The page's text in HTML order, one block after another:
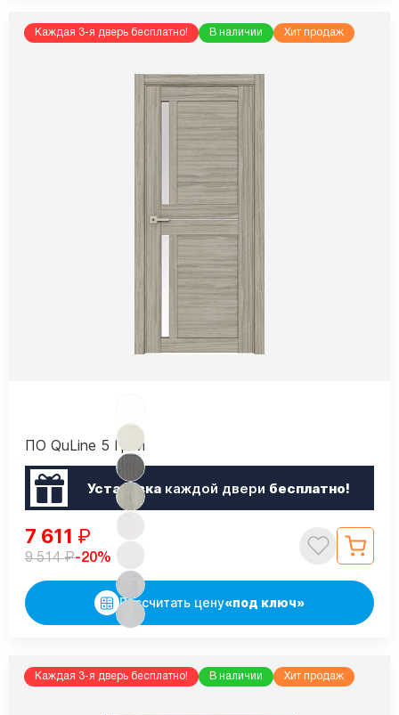
Каждая 3-я дверь бесплатно! В наличии Хит продаж
ПО QuLine 5 Грей
Установкакаждой двери бесплатно!
7 611 ₽
9 514₽-20%
Рассчитать цену«под ключ»
Каждая 3-я дверь бесплатно! В наличии Хит продаж